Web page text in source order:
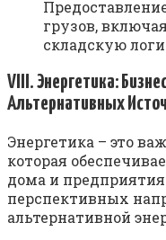
грузов,
складскую
VIII. Энергетика:
Альтернативных
Энергетика – это
которая
дома и
перспективных
альтернативной